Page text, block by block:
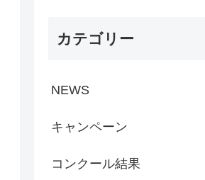
カテゴリー
NEWS
キャンペーン
コンクール結果